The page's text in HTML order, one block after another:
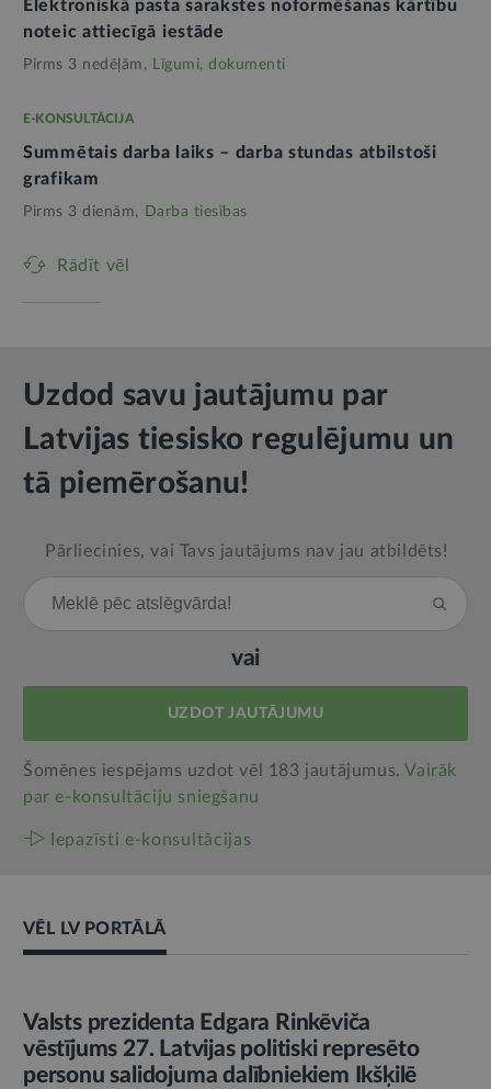
Elektroniskā pasta sarakstes noformēšanas kārtību
noteic attiecīgā iestāde
Pirms 3 nedēļām, Līgumi, dokumenti
E-KONSULTĀCIJA
Summētais darba laiks – darba stundas atbilstoši
grafikam
Pirms 3 dienām, Darba tiesības
Rādīt vēl
Uzdod savu jautājumu par
Latvijas tiesisko regulējumu un
tā piemērošanu!
Pārliecinies, vai Tavs jautājums nav jau atbildēts!
vai
UZDOT JAUTĀJUMU
Šomēnes iespējams uzdot vēl 183 jautājumus.Vairāk
par e‑konsultāciju sniegšanu
Iepazīsti e-konsultācijas
VĒL LV PORTĀLĀ
AMATPERSONAS RUNA
Valsts prezidenta Edgara Rinkēviča
vēstījums 27. Latvijas politiski represēto
personu salidojuma dalībniekiem Ikšķilē